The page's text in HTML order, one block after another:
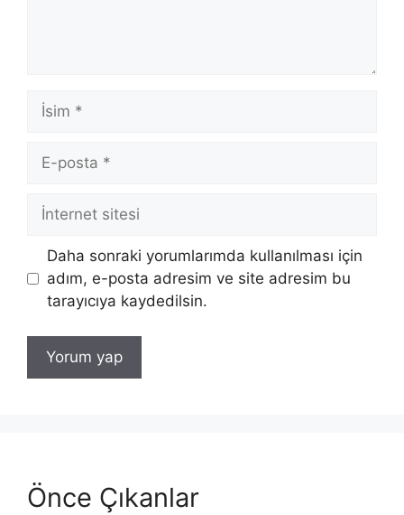
İsim
posta
İnternet
Daha sonraki yorumlarımda kullanılması için
adım, e-posta adresim ve site adresim bu
tarayıcıya kaydedilsin.
Önce Çıkanlar